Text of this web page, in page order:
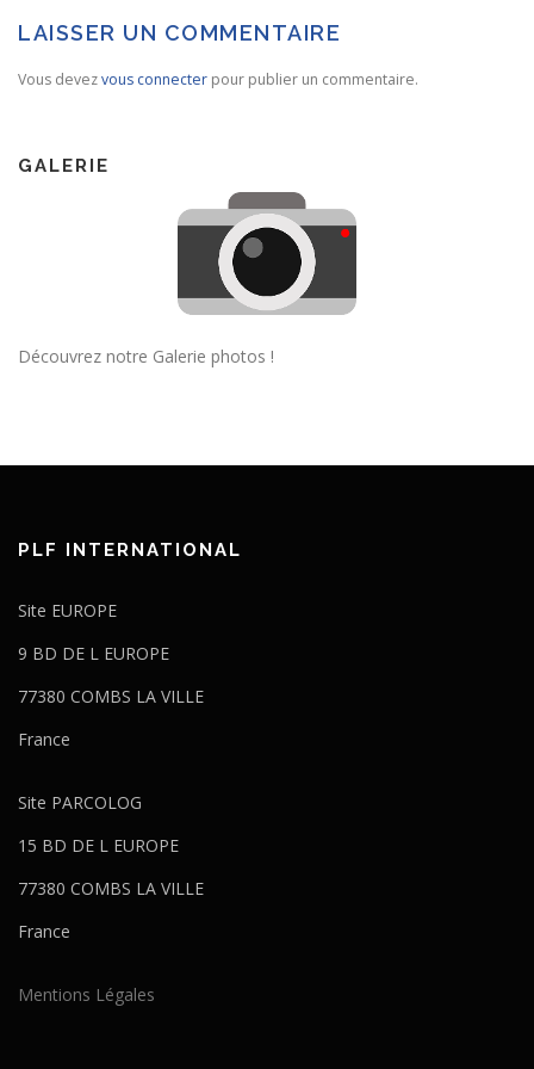
LAISSER UN COMMENTAIRE
Vous devezvous connecter pour publier un commentaire.
GALERIE
Découvrez notre Galerie photos !
PLF INTERNATIONAL
Site EUROPE
9 BD DE L EUROPE
77380 COMBS LA VILLE
France
Site PARCOLOG
15 BD DE L EUROPE
77380 COMBS LA VILLE
France
Mentions Légales